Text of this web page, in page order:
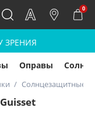
0
ЗРЕНИЯ
Оправы
Солнцезащитные